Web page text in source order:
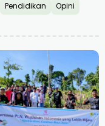
Pendidikan
Opini